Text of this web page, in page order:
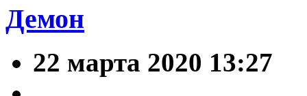
Демон
22 марта 2020 13:27